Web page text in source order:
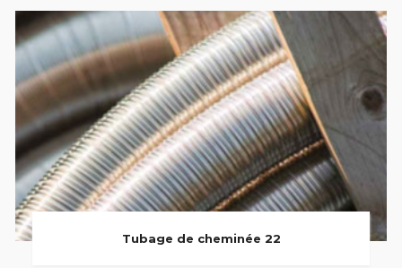
Tubage de cheminée 22